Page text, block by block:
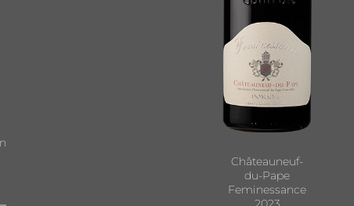
Châteauneuf-
du-Pape
Feminessance